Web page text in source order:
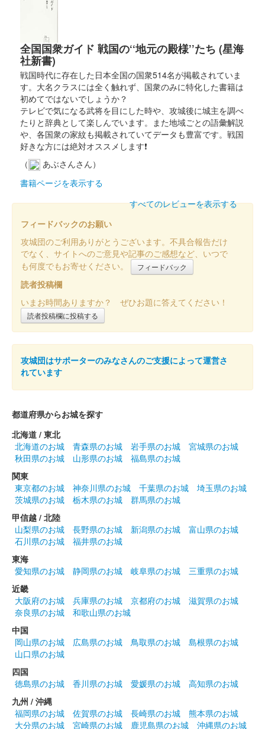
全国国衆ガイド 戦国の‘‘地元の殿様’’たち (星海
社新書)
戦国時代に存在した日本全国の国衆514名が掲載されていま
す。大名クラスには全く触れず、国衆のみに特化した書籍は
初めてではないでしょうか？
テレビで気になる武将を目にした時や、攻城後に城主を調べ
たりと辞典として楽しんでいます。また地域ごとの語彙解説
や、各国衆の家紋も掲載されていてデータも豊富です。戦国
好きな方には絶対オススメします❗
（
あぶさんさん）
書籍ページを表示する
すべてのレビューを表示する
フィードバックのお願い
攻城団のご利用ありがとうございます。不具合報告だけ
でなく、サイトへのご意見や記事のご感想など、いつで
も何度でもお寄せください。
フィードバック
読者投稿欄
いまお時間ありますか？ ぜひお題に答えてください！
読者投稿欄に投稿する
攻城団はサポーターのみなさんのご支援によって運営さ
れています
都道府県からお城を探す
北海道 / 東北
北海道のお城
青森県のお城 岩手県のお城
宮城県のお城
秋田県のお城
山形県のお城
福島県のお城
関東
東京都のお城
神奈川県のお城 千葉県のお城
埼玉県のお城
茨城県のお城
栃木県のお城
群馬県のお城
甲信越 / 北陸
山梨県のお城
長野県のお城 新潟県のお城
富山県のお城
石川県のお城
福井県のお城
東海
愛知県のお城
静岡県のお城 岐阜県のお城
三重県のお城
近畿
大阪府のお城
兵庫県のお城 京都府のお城
滋賀県のお城
奈良県のお城
和歌山県のお城
中国
岡山県のお城
広島県のお城 鳥取県のお城
島根県のお城
山口県のお城
四国
徳島県のお城
香川県のお城 愛媛県のお城
高知県のお城
九州 / 沖縄
福岡県のお城
佐賀県のお城 長崎県のお城
熊本県のお城
大分県のお城
宮崎県のお城 鹿児島県のお城 沖縄県のお城